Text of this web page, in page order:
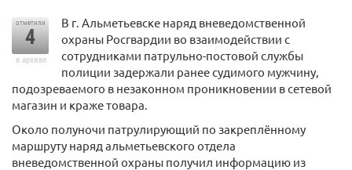
отметили
4
в архиве
В г. Альметьевске наряд вневедомственной
охраны Росгвардии во взаимодействии с
сотрудниками патрульно-постовой службы
полиции задержали ранее судимого мужчину,
подозреваемого в незаконном проникновении в сетевой
магазин и краже товара.
Около полуночи патрулирующий по закреплённому
маршруту наряд альметьевского отдела
вневедомственной охраны получил информацию из